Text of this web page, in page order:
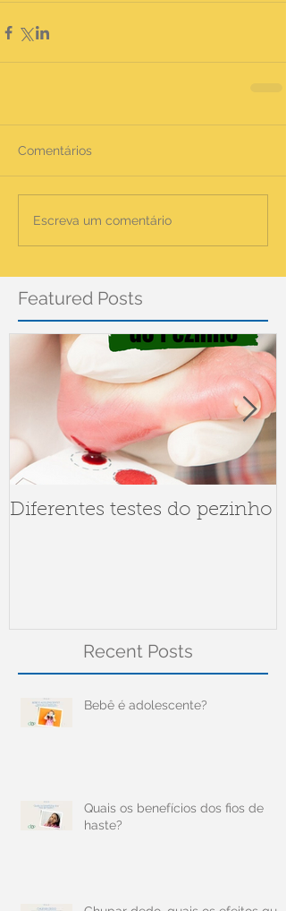
Comentários
Escreva um comentário
Featured Posts
Diferentes testes do pezinho
Recent Posts
Bebê é adolescente?
Quais os benefícios dos fios de
haste?